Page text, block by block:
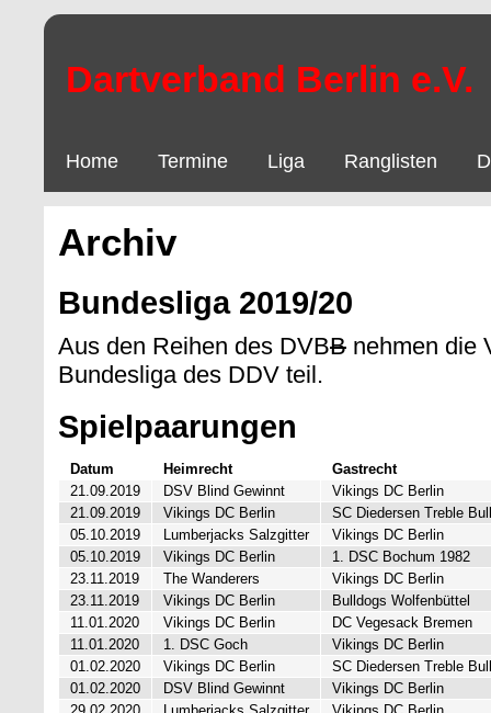
Dartverband Berlin e.V.
Home Termine Liga Ranglisten
Archiv
Bundesliga 2019/20
Aus den Reihen des DVBB nehmen die
Bundesliga des DDV teil.
Spielpaarungen
Datum Heimrecht
Gastrecht
21.09.2019
DSV Blind Gewinnt
Vikings DC Berlin
21.09.2019
Vikings DC Berlin
SC Diedersen Treble Bull
05.10.2019
Lumberjacks Salzgitter
Vikings DC Berlin
05.10.2019
Vikings DC Berlin
1. DSC Bochum 1982
23.11.2019
The Wanderers
Vikings DC Berlin
23.11.2019
Vikings DC Berlin
Bulldogs Wolfenbüttel
11.01.2020
Vikings DC Berlin
DC Vegesack Bremen
11.01.2020
1. DSC Goch
Vikings DC Berlin
01.02.2020
Vikings DC Berlin
SC Diedersen Treble Bull
01.02.2020
DSV Blind Gewinnt
Vikings DC Berlin